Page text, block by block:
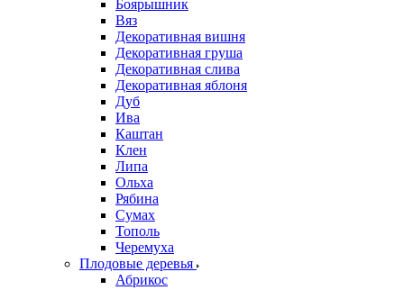
Боярышник
Вяз
Декоративная вишня
Декоративная груша
Декоративная слива
Декоративная яблоня
Дуб
Ива
Каштан
Клен
Липа
Ольха
Рябина
Сумах
Тополь
Черемуха
Плодовые деревья
Абрикос